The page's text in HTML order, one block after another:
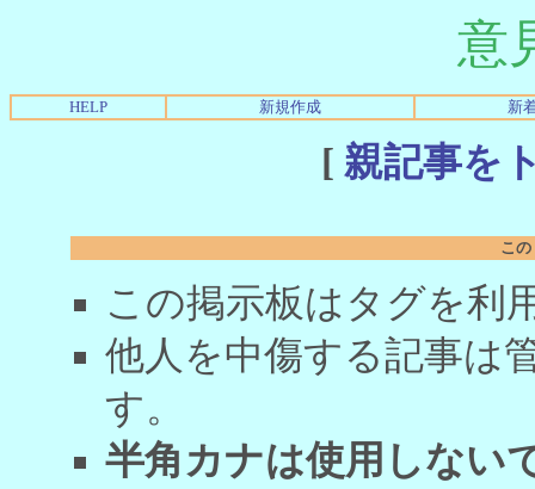
意
HELP 新規作成 新
[ 親記事を
こ
この掲示板はタグを利
他人を中傷する記事は
す。
半角カナは使用しない